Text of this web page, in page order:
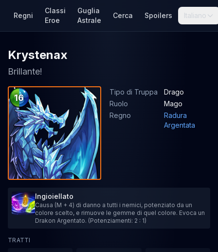
Regni
Classi
Eroe
Guglia
Astrale
Cerca Spoilers Italiano
Krystenax
Brillante!
16
Tipo di Truppa
Drago
Ruolo
Mago
Regno
Radura
Argentata
Ingioiellato
Causa (M + 4) di danno a tutti i nemici, potenziato da un
colore scelto, e rimuove le gemme di quel colore. Evoca un
Drakon Argentato. (Potenziamenti: 2 : 1)
TRATTI